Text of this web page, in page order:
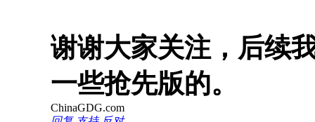
谢谢大家关注，后续
一些抢先版的。
ChinaGDG.com